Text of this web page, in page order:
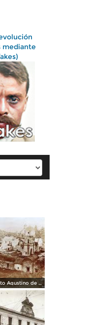
mediante
Exconvento Agustino de Jonatepec por el Fotógrafo Windfield Scott.